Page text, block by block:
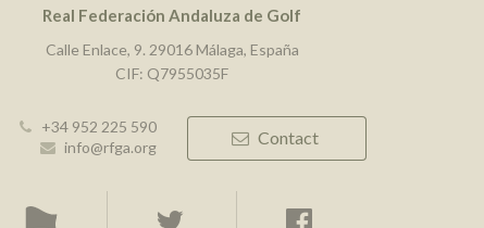
Real Federación Andaluza de Golf
Calle Enlace, 9. 29016 Málaga, España
CIF: Q7955035F
+34 952 225 590
info@rfga.org
Contact